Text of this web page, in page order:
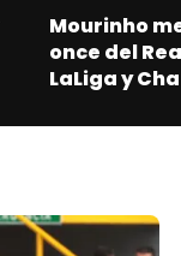
Mourinho
once del
LaLiga y